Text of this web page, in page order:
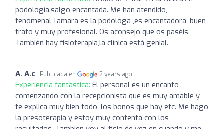
podología.salgo encantada. Me han atendido,
fenomenal,Tamara es la podóloga ,es encantadora ,buen
trato y muy profesional. Os aconsejo que os paséis.
También hay fisioterapia,la clínica está genial.
A. A.c Publicada en 2 years ago
Experiencia fantástica: El personal es un encanto
comenzando con la recepcionista que es muy amable y
te explica muy bien todo, los bonos que hay etc. Me hago
la presoterapia y estoy muy contenta con los